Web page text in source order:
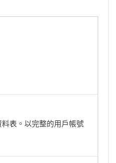
表。以完整的用戶帳號